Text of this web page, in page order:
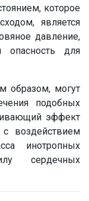
которое
является
давление,
опасность для
образом, могут
подобных
эффект
с воздействием
инотропных
сердечных